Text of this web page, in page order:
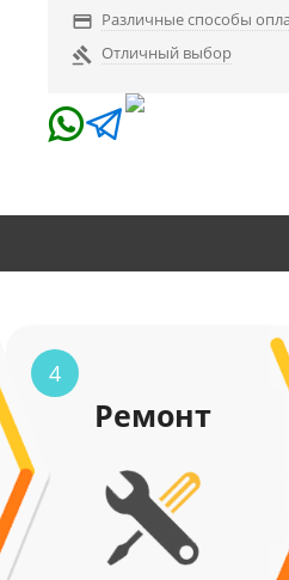
 Различные способы
 Отличный выбор
4
Ремонт